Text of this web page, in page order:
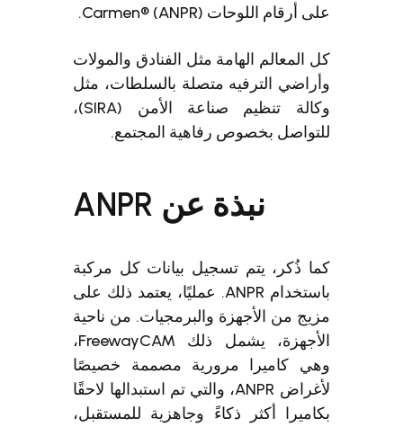
على أرقام اللوحات Carmen® (ANPR).
كل المعالم الهامة مثل الفنادق والمولات
وأراضي الترفيه متصلة بالسلطات، مثل
وكالة تنظيم صناعة الأمن (SIRA)،
للتواصل بخصوص رفاهية المجتمع.
نبذة عن ANPR
كما ذُكر، يتم تسجيل بيانات كل مركبة
باستخدام ANPR. عمليًا، يعتمد ذلك على
مزيج من الأجهزة والبرمجيات. من ناحية
الأجهزة، يشمل ذلك FreewayCAM،
وهي كاميرا مرورية مصممة خصيصًا
لأغراض ANPR، والتي تم استبدالها لاحقًا
بكاميرا أكثر ذكاءً وجاهزية للمستقبل،